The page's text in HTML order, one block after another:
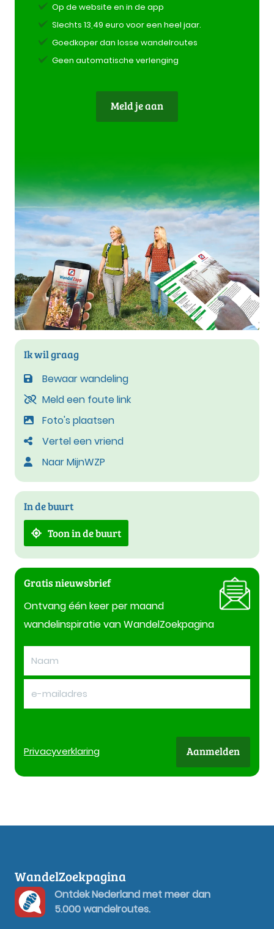
Op de website en in de app
Slechts 13,49 euro voor een heel jaar.
Goedkoper dan losse wandelroutes
Geen automatische verlenging
Meld je aan
Ik wil graag
Bewaar wandeling
Meld een foute link
Foto's plaatsen
Vertel een vriend
Naar MijnWZP
In de buurt
Toon in de buurt
Gratis nieuwsbrief
Ontvang één keer per maand
wandelinspiratie van WandelZoekpagina
Privacyverklaring Aanmelden
WandelZoekpagina
Ontdek Nederland met meer dan
5.000 wandelroutes.